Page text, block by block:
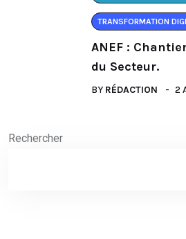
TRANSFORMATION
ANEF :
du Secteur.
BY RÉDACTION 2
Rechercher